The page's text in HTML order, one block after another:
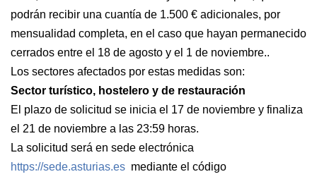
podrán recibir una cuantía de 1.500 € adicionales, por
mensualidad completa, en el caso que hayan permanecido
cerrados entre el 18 de agosto y el 1 de noviembre..
Los sectores afectados por estas medidas son:
Sector turístico, hostelero y de restauración
El plazo de solicitud se inicia el 17 de noviembre y finaliza
el 21 de noviembre a las 23:59 horas.
La solicitud será en sede electrónica
https://sede.asturias.es mediante el código